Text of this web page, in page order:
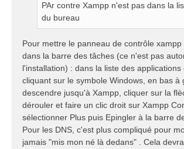
PAr contre Xampp n'est pas dans la
du bureau
Pour mettre le panneau de contrôle
dans la barre des tâches (ce n'est pas
l'installation) : dans la liste des applications
cliquant sur le symbole Windows, en bas à
descendre jusqu'à Xampp, cliquer sur la
dérouler et faire un clic droit sur Xampp
sélectionner Plus puis Epingler à la barre
Pour les DNS, c'est plus compliqué pour
jamais "mis mon né là dedans" . Cela